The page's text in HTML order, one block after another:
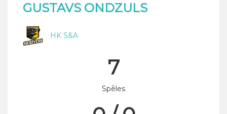
GUSTAVS ONDZULS
HK S&A
7
Spēles